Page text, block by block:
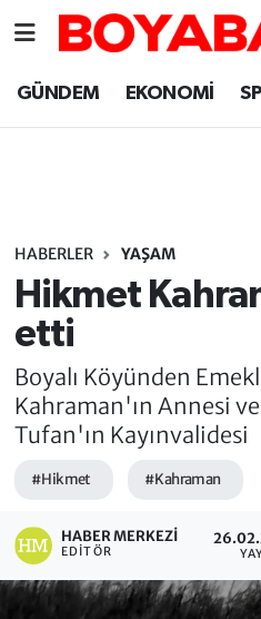
GÜNDEM EKONOMİ
HABERLER YAŞAM
Hikmet
etti
Boyalı Köyünden
Kahraman'ın Annesi
Tufan'ın Kayınvalidesi
#Hikmet #Kahraman
HABER MERKEZI
EDITÖR
Sinop Nöbetçi
Sinop Trafik Yoğunluk
Süper Lig Puan
Tüm Manşetler
Son Dakika Haberleri
Haber Arşivi